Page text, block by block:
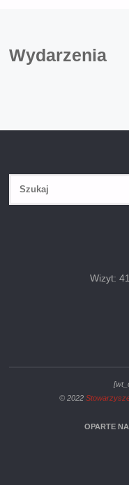
Wydarzenia
Wizyt:
© 2022
OPARTE NA